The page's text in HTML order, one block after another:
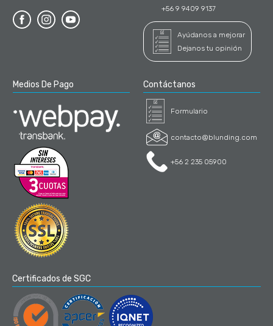
+56 9 9409 9137
Ayúdanos a mejorar
Dejanos tu opinión
Medios De Pago Contáctanos
Formulario
contacto@blunding.com
+56 2 235 05900
Certificados de SGC